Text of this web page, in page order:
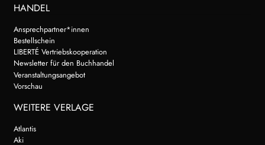
HANDEL
Ansprechpartner*innen
Bestellschein
LIBERTÉ Vertriebskooperation
Newsletter für den Buchhandel
Veranstaltungsangebot
Vorschau
WEITERE VERLAGE
Atlantis
Aki